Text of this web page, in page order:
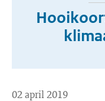
02 april 2019